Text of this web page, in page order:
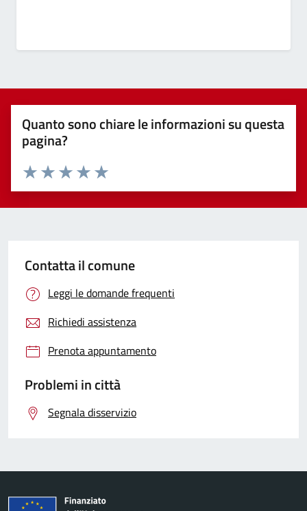
Quanto sono chiare le informazioni su questa
pagina?
Valuta 5 stelle su 5
Valuta 4 stelle su 5
Valuta 3 stelle su 5
Valuta 2 stelle su 5
Valuta 1 stelle su 5
Contatta il comune
Leggi le domande frequenti
Richiedi assistenza
Prenota appuntamento
Problemi in città
Segnala disservizio